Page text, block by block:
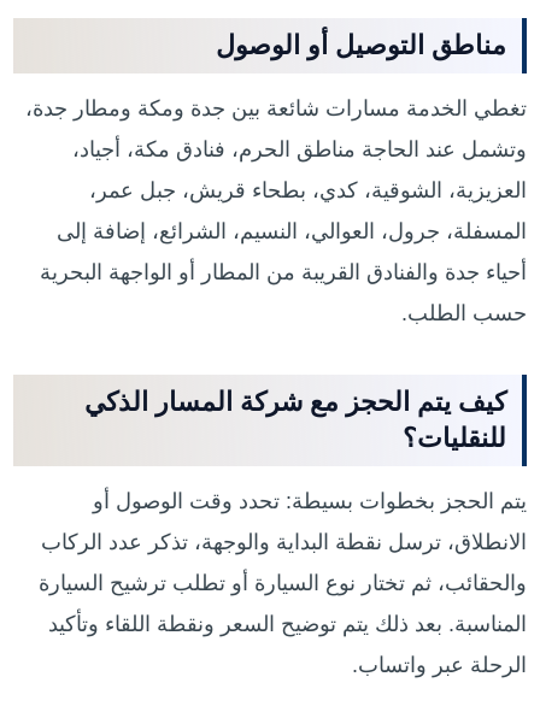
مناطق التوصيل أو الوصول
تغطي الخدمة مسارات شائعة بين جدة ومكة ومطار جدة،
وتشمل عند الحاجة مناطق الحرم، فنادق مكة، أجياد،
العزيزية، الشوقية، كدي، بطحاء قريش، جبل عمر،
المسفلة، جرول، العوالي، النسيم، الشرائع، إضافة إلى
أحياء جدة والفنادق القريبة من المطار أو الواجهة البحرية
حسب الطلب.
كيف يتم الحجز مع شركة المسار الذكي
للنقليات؟
يتم الحجز بخطوات بسيطة: تحدد وقت الوصول أو
الانطلاق، ترسل نقطة البداية والوجهة، تذكر عدد الركاب
والحقائب، ثم تختار نوع السيارة أو تطلب ترشيح السيارة
المناسبة. بعد ذلك يتم توضيح السعر ونقطة اللقاء وتأكيد
الرحلة عبر واتساب.